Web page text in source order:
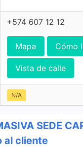
+574 607 12 12
Mapa Cómo
Vista de calle
N/A
SEDE
al cliente